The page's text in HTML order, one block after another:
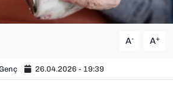
A- A+
26.04.2026 - 19:39